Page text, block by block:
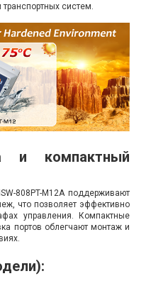
систем.
и компактный
808PT-M12A поддерживают
что позволяет эффективно
управления. Компактные
портов облегчают монтаж и